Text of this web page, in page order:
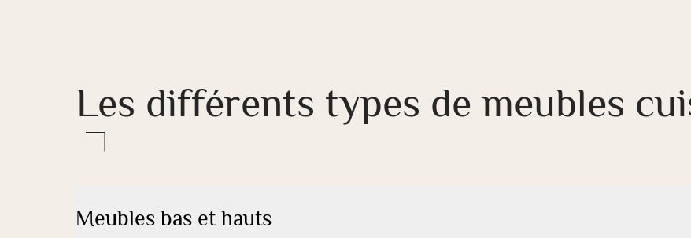
Les différents types de meubles
Meubles bas et hauts